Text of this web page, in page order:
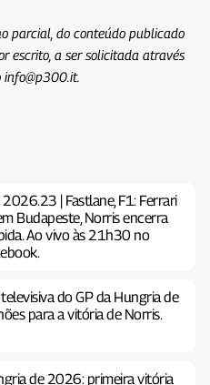
parcial, do conteúdo publicado
escrito, a ser solicitada através
info@p300.it.
| Fastlane, F1: Ferrari
Budapeste, Norris encerra
Ao vivo às 21h30 no
do GP da Hungria de
para a vitória de Norris.
de 2026: primeira vitória